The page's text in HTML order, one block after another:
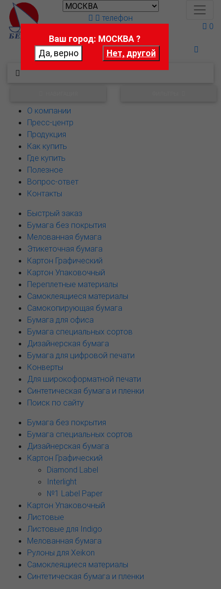
Поможем выбрать
телефон
0
О компании
Пресс-центр
Продукция
Как купить
Где купить
Полезное
Вопрос-ответ
Контакты
Быстрый заказ
Бумага без покрытия
Мелованная бумага
Этикеточная бумага
Картон Графический
Картон Упаковочный
Переплетные материалы
Самоклеящиеся материалы
Самокопирующая бумага
Бумага для офиса
Бумага специальных сортов
Дизайнерская бумага
Бумага для цифровой печати
Конверты
Для широкоформатной печати
Синтетическая бумага и пленки
Поиск по сайту
Бумага без покрытия
Бумага специальных сортов
Дизайнерская бумага
Картон Графический
Diamond Label
Interlight
№1 Label Paper
Картон Упаковочный
Листовые
Листовые для Indigo
Мелованная бумага
Рулоны для Xeikon
Самоклеящиеся материалы
Синтетическая бумага и пленки
Ваш город: МОСКВА ?